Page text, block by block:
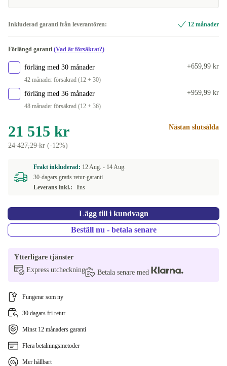
Inkluderad garanti från leverantören: 12 månader
Förlängd garanti (Vad är försäkrat?)
förläng med 30 månader
42 månader försäkrad (12 + 30)
+659,99 kr
förläng med 36 månader
48 månader försäkrad (12 + 36)
+959,99 kr
21 515 kr
24 427,29 kr (-12%)
Nästan slutsålda
Frakt inkluderad: 12 Aug. - 14 Aug.
30-dagars gratis retur-garanti
Leverans inkl.:
lins
Lägg till i kundvagn
Beställ nu - betala senare
Ytterligare tjänster
Express utcheckning
Betala senare med
Fungerar som ny
30 dagars fri retur
Minst 12 månaders garanti
Flera betalningsmetoder
Mer hållbart